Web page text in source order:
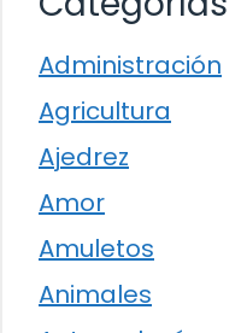
Administración
Agricultura
Ajedrez
Amor
Amuletos
Animales